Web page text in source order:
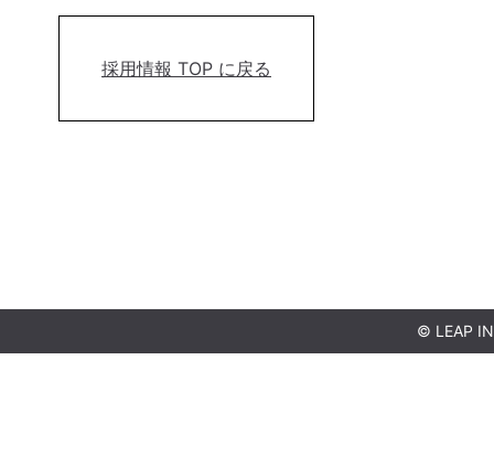
採用情報 TOP に戻る
© LEAP